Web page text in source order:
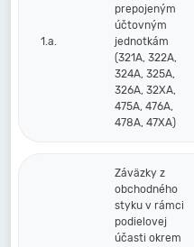
1.a.
prepojeným
účtovným
jednotkám
(321A, 322A,
324A, 325A,
326A, 32XA,
475A, 476A,
478A, 47XA)
Záväzky z
obchodného
styku v rámci
podielovej
účasti okrem